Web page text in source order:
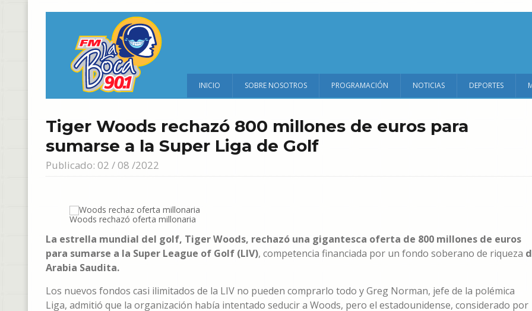
INICIO SOBRE NOSOTROS PROGRAMACIÓN NOTICIAS DEPORTES
Tiger Woods rechazó 800 millones de euros para
sumarse a la Super Liga de Golf
Publicado: 02 / 08 /2022
Woods rechazó oferta millonaria
La estrella mundial del golf, Tiger Woods, rechazó una gigantesca oferta de 800 millones de euros
para sumarse a la Super League of Golf (LIV), competencia financiada por un fondo soberano de riqueza
Arabia Saudita.
Los nuevos fondos casi ilimitados de la LIV no pueden comprarlo todo y Greg Norman, jefe de la polémica
Liga, admitió que la organización había intentado seducir a Woods, pero el estadounidense, considerado por